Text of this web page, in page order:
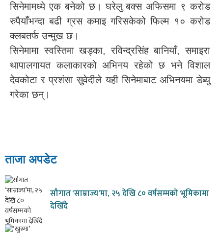
सिनेमामध्ये एक बनेको छ। घरेलु बक्स अफिसमा ९ करोड
रुपैयाँभन्दा बढी ग्रस कमाइ गरिसकेको फिल्म १० करोड
क्लबतर्फ उन्मुख छ।
सिनेमामा स्वस्तिमा खड्का, रविन्द्रसिंह बानियाँ, समाइरा
थापालगायत कलाकारको अभिनय रहेको छ भने विशाल
देवकोटा र प्रशंसा सुवेदीले यही सिनेमाबाट अभिनयमा डेब्यु
गरेका छन्।
ताजा अपडेट
सौगात ‘साम्राज्य’मा, २५ देखि ८० वर्षसम्मको भूमिकामा
देखिँदै